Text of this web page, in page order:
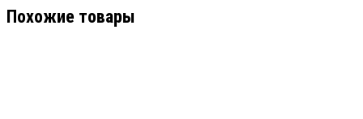
Похожие товары